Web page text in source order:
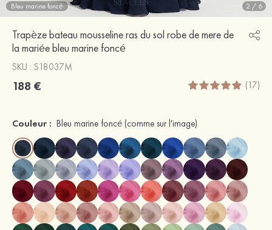
Bleu marine foncé 2 / 6
Trapèze bateau mousseline ras du sol robe de mere de
la mariée bleu marine foncé
SKU : S18037M
188 € (17)
Couleur : Bleu marine foncé (comme sur l'image)